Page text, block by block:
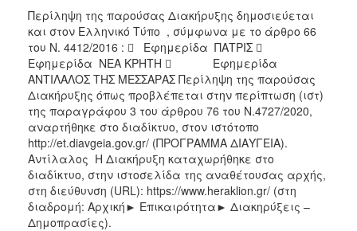
Περίληψη της παρούσας Διακήρυξης δημοσιεύεται
και στον Ελληνικό Τύπο , σύμφωνα με το άρθρο 66
του Ν. 4412/2016 :  Εφημερίδα ΠΑΤΡΙΣ 
Εφημερίδα ΝΕΑ ΚΡΗΤΗ  Εφημερίδα
ΑΝΤΙΛΑΛΟΣ ΤΗΣ ΜΕΣΣΑΡΑΣ Περίληψη της παρούσας
Διακήρυξης όπως προβλέπεται στην περίπτωση (ιστ)
της παραγράφου 3 του άρθρου 76 του Ν.4727/2020,
αναρτήθηκε στο διαδίκτυο, στον ιστότοπο
http://et.diavgeia.gov.gr/ (ΠΡΟΓΡΑΜΜΑ ΔΙΑΥΓΕΙΑ).
Αντίλαλος Η Διακήρυξη καταχωρήθηκε στο
διαδίκτυο, στην ιστοσελίδα της αναθέτουσας αρχής,
στη διεύθυνση (URL): https://www.heraklion.gr/ (στη
διαδρομή: Αρχική► Επικαιρότητα► Διακηρύξεις –
Δημοπρασίες).